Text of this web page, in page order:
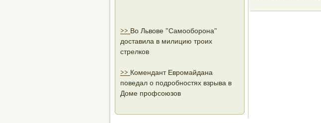
>> Во Львове "Самооборона"
доставила в милицию троих
стрелков
>> Комендант Евромайдана
поведал о подробностях взрыва в
Доме профсоюзов